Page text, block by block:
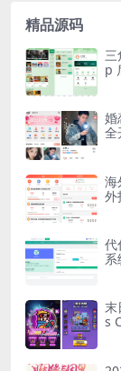
精品源码
三
p
婚
全
海
外
代
末
s